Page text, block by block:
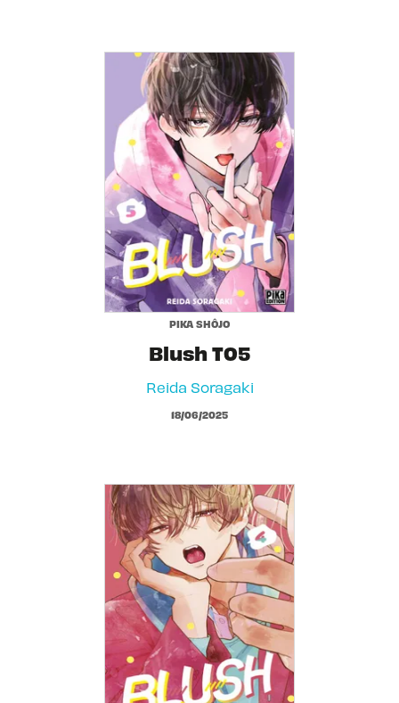
PIKA SHÔJO
Blush T05
Reida Soragaki
18/06/2025